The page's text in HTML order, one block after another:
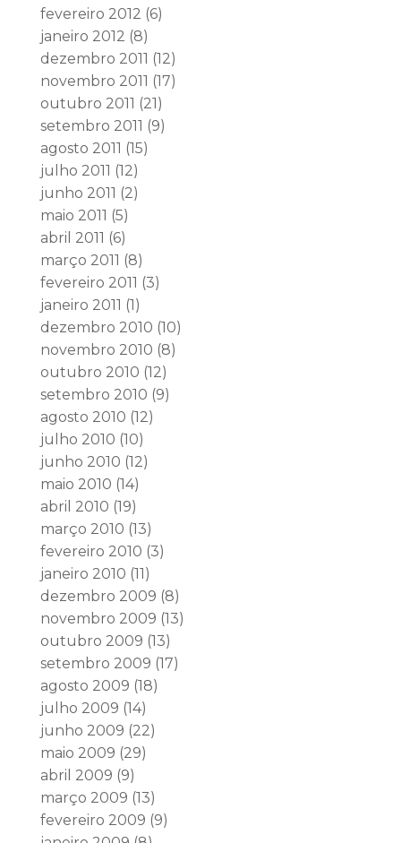
fevereiro 2012 (6)
janeiro 2012 (8)
dezembro 2011 (12)
novembro 2011 (17)
outubro 2011 (21)
setembro 2011 (9)
agosto 2011 (15)
julho 2011 (12)
junho 2011 (2)
maio 2011 (5)
abril 2011 (6)
março 2011 (8)
fevereiro 2011 (3)
janeiro 2011 (1)
dezembro 2010 (10)
novembro 2010 (8)
outubro 2010 (12)
setembro 2010 (9)
agosto 2010 (12)
julho 2010 (10)
junho 2010 (12)
maio 2010 (14)
abril 2010 (19)
março 2010 (13)
fevereiro 2010 (3)
janeiro 2010 (11)
dezembro 2009 (8)
novembro 2009 (13)
outubro 2009 (13)
setembro 2009 (17)
agosto 2009 (18)
julho 2009 (14)
junho 2009 (22)
maio 2009 (29)
abril 2009 (9)
março 2009 (13)
fevereiro 2009 (9)